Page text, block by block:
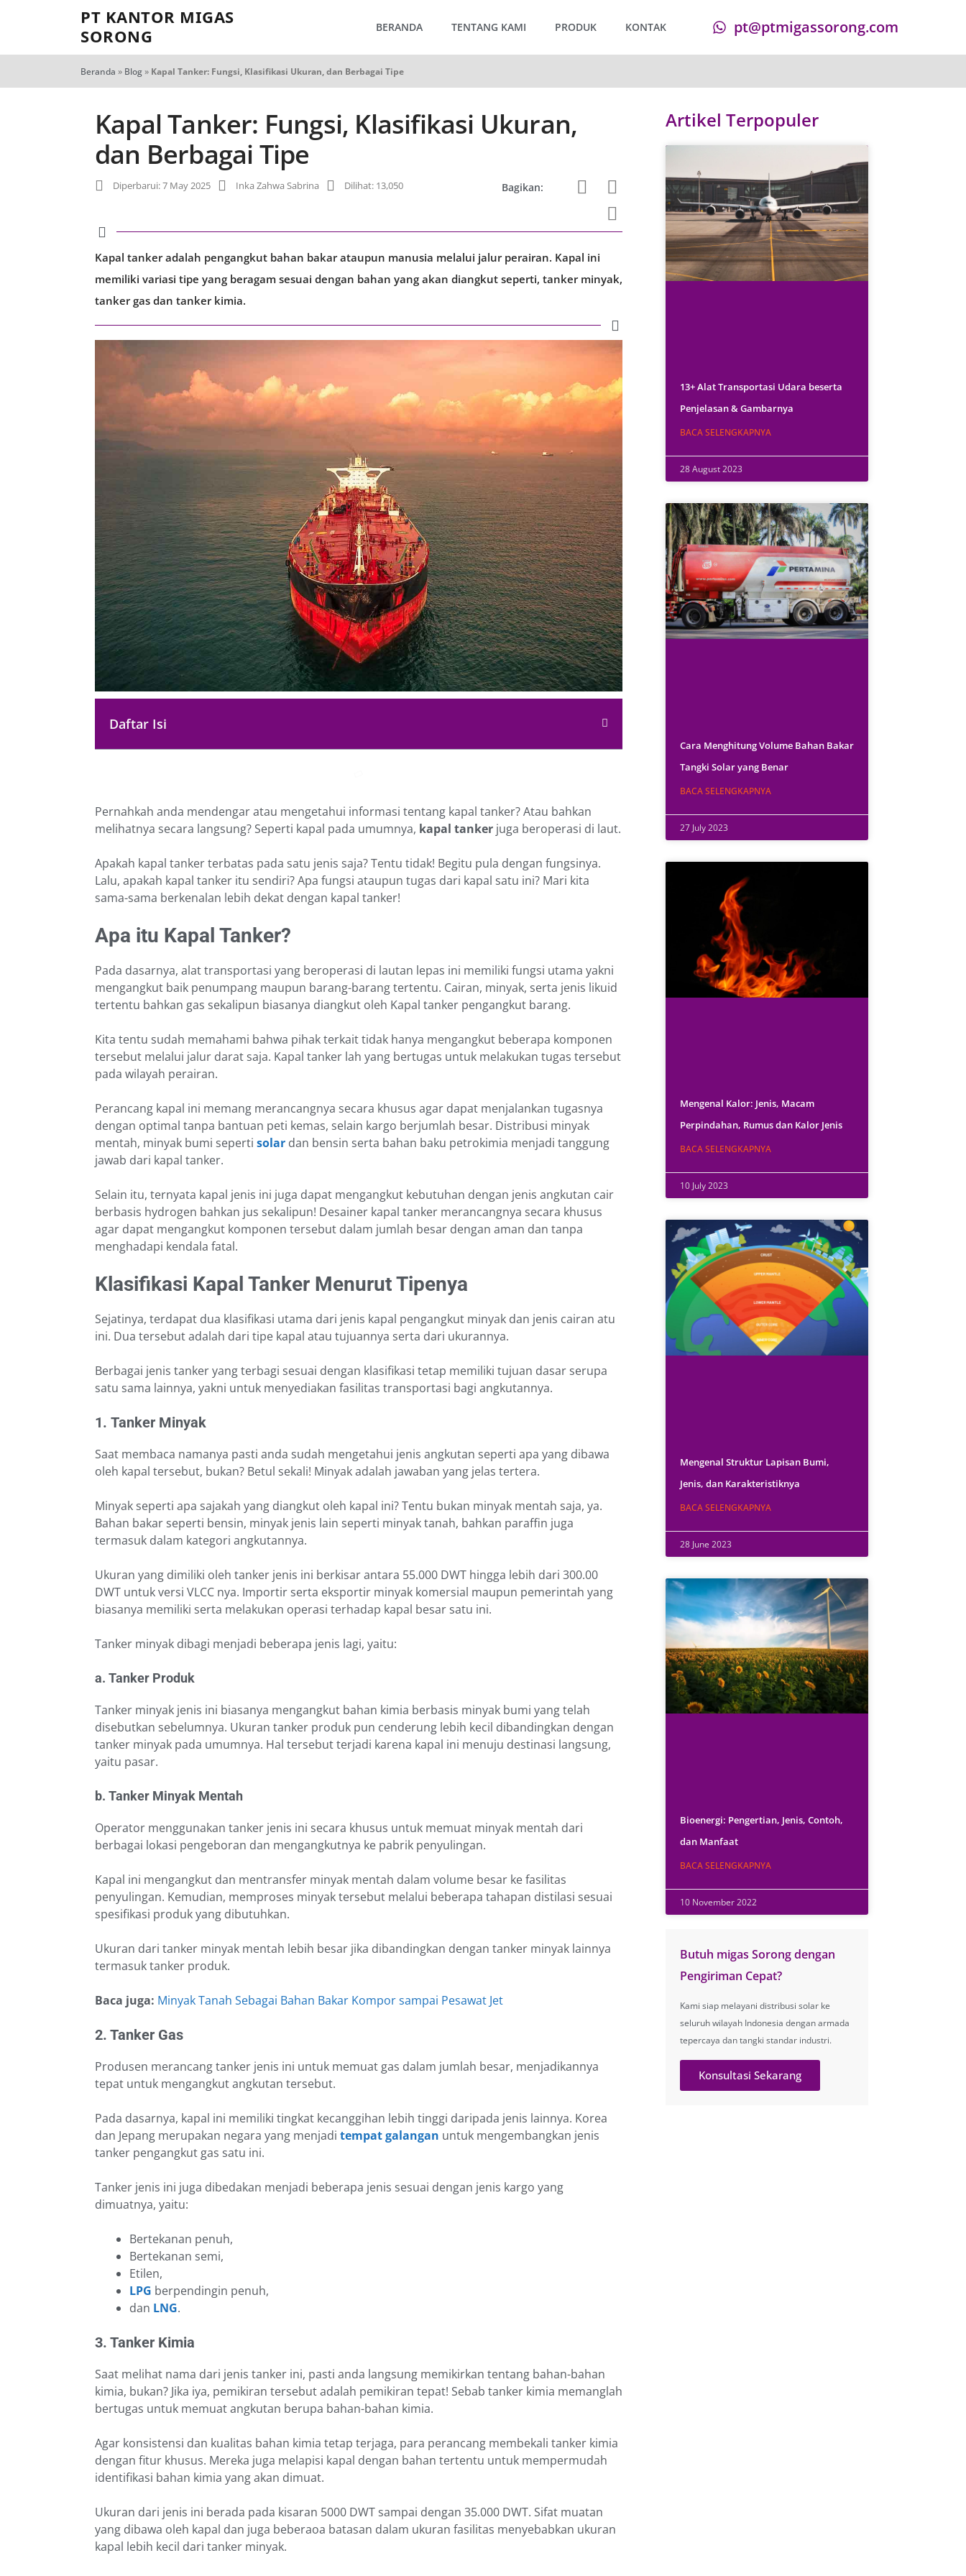
PT KANTOR MIGAS
SORONG
BERANDA TENTANG KAMI PRODUK KONTAK pt@ptmigassorong.com
Beranda » Blog» Kapal Tanker: Fungsi, Klasifikasi Ukuran, dan Berbagai Tipe
Kapal Tanker: Fungsi, Klasifikasi Ukuran,
dan Berbagai Tipe
Diperbarui: 7 May 2025 Inka Zahwa Sabrina Dilihat: 13,050 Bagikan:
Kapal tanker adalah pengangkut bahan bakar ataupun manusia melalui jalur perairan. Kapal ini
memiliki variasi tipe yang beragam sesuai dengan bahan yang akan diangkut seperti, tanker minyak,
tanker gas dan tanker kimia.
Daftar Isi
Pernahkah anda mendengar atau mengetahui informasi tentang kapal tanker? Atau bahkan
melihatnya secara langsung? Seperti kapal pada umumnya, kapal tanker juga beroperasi di laut.
Apakah kapal tanker terbatas pada satu jenis saja? Tentu tidak! Begitu pula dengan fungsinya.
Lalu, apakah kapal tanker itu sendiri? Apa fungsi ataupun tugas dari kapal satu ini? Mari kita
sama-sama berkenalan lebih dekat dengan kapal tanker!
Apa itu Kapal Tanker?
Pada dasarnya, alat transportasi yang beroperasi di lautan lepas ini memiliki fungsi utama yakni
mengangkut baik penumpang maupun barang-barang tertentu. Cairan, minyak, serta jenis likuid
tertentu bahkan gas sekalipun biasanya diangkut oleh Kapal tanker pengangkut barang.
Kita tentu sudah memahami bahwa pihak terkait tidak hanya mengangkut beberapa komponen
tersebut melalui jalur darat saja. Kapal tanker lah yang bertugas untuk melakukan tugas tersebut
pada wilayah perairan.
Perancang kapal ini memang merancangnya secara khusus agar dapat menjalankan tugasnya
dengan optimal tanpa bantuan peti kemas, selain kargo berjumlah besar. Distribusi minyak
mentah, minyak bumi seperti solar dan bensin serta bahan baku petrokimia menjadi tanggung
jawab dari kapal tanker.
Selain itu, ternyata kapal jenis ini juga dapat mengangkut kebutuhan dengan jenis angkutan cair
berbasis hydrogen bahkan jus sekalipun! Desainer kapal tanker merancangnya secara khusus
agar dapat mengangkut komponen tersebut dalam jumlah besar dengan aman dan tanpa
menghadapi kendala fatal.
Klasifikasi Kapal Tanker Menurut Tipenya
Sejatinya, terdapat dua klasifikasi utama dari jenis kapal pengangkut minyak dan jenis cairan atu
ini. Dua tersebut adalah dari tipe kapal atau tujuannya serta dari ukurannya.
Berbagai jenis tanker yang terbagi sesuai dengan klasifikasi tetap memiliki tujuan dasar serupa
satu sama lainnya, yakni untuk menyediakan fasilitas transportasi bagi angkutannya.
1. Tanker Minyak
Saat membaca namanya pasti anda sudah mengetahui jenis angkutan seperti apa yang dibawa
oleh kapal tersebut, bukan? Betul sekali! Minyak adalah jawaban yang jelas tertera.
Minyak seperti apa sajakah yang diangkut oleh kapal ini? Tentu bukan minyak mentah saja, ya.
Bahan bakar seperti bensin, minyak jenis lain seperti minyak tanah, bahkan paraffin juga
termasuk dalam kategori angkutannya.
Ukuran yang dimiliki oleh tanker jenis ini berkisar antara 55.000 DWT hingga lebih dari 300.00
DWT untuk versi VLCC nya. Importir serta eksportir minyak komersial maupun pemerintah yang
biasanya memiliki serta melakukan operasi terhadap kapal besar satu ini.
Tanker minyak dibagi menjadi beberapa jenis lagi, yaitu:
a. Tanker Produk
Tanker minyak jenis ini biasanya mengangkut bahan kimia berbasis minyak bumi yang telah
disebutkan sebelumnya. Ukuran tanker produk pun cenderung lebih kecil dibandingkan dengan
tanker minyak pada umumnya. Hal tersebut terjadi karena kapal ini menuju destinasi langsung,
yaitu pasar.
b. Tanker Minyak Mentah
Operator menggunakan tanker jenis ini secara khusus untuk memuat minyak mentah dari
berbagai lokasi pengeboran dan mengangkutnya ke pabrik penyulingan.
Kapal ini mengangkut dan mentransfer minyak mentah dalam volume besar ke fasilitas
penyulingan. Kemudian, memproses minyak tersebut melalui beberapa tahapan distilasi sesuai
spesifikasi produk yang dibutuhkan.
Ukuran dari tanker minyak mentah lebih besar jika dibandingkan dengan tanker minyak lainnya
termasuk tanker produk.
Baca juga: Minyak Tanah Sebagai Bahan Bakar Kompor sampai Pesawat Jet
2. Tanker Gas
Produsen merancang tanker jenis ini untuk memuat gas dalam jumlah besar, menjadikannya
tepat untuk mengangkut angkutan tersebut.
Pada dasarnya, kapal ini memiliki tingkat kecanggihan lebih tinggi daripada jenis lainnya. Korea
dan Jepang merupakan negara yang menjadi tempat galangan untuk mengembangkan jenis
tanker pengangkut gas satu ini.
Tanker jenis ini juga dibedakan menjadi beberapa jenis sesuai dengan jenis kargo yang
dimuatnya, yaitu:
Bertekanan penuh,
Bertekanan semi,
Etilen,
LPG berpendingin penuh,
dan LNG.
3. Tanker Kimia
Saat melihat nama dari jenis tanker ini, pasti anda langsung memikirkan tentang bahan-bahan
kimia, bukan? Jika iya, pemikiran tersebut adalah pemikiran tepat! Sebab tanker kimia memanglah
bertugas untuk memuat angkutan berupa bahan-bahan kimia.
Agar konsistensi dan kualitas bahan kimia tetap terjaga, para perancang membekali tanker kimia
dengan fitur khusus. Mereka juga melapisi kapal dengan bahan tertentu untuk mempermudah
identifikasi bahan kimia yang akan dimuat.
Ukuran dari jenis ini berada pada kisaran 5000 DWT sampai dengan 35.000 DWT. Sifat muatan
yang dibawa oleh kapal dan juga beberaoa batasan dalam ukuran fasilitas menyebabkan ukuran
kapal lebih kecil dari tanker minyak.
Artikel Terpopuler
13+ Alat Transportasi Udara beserta
Penjelasan & Gambarnya
BACA SELENGKAPNYA
28 August 2023
Cara Menghitung Volume Bahan Bakar
Tangki Solar yang Benar
BACA SELENGKAPNYA
27 July 2023
Mengenal Kalor: Jenis, Macam
Perpindahan, Rumus dan Kalor Jenis
BACA SELENGKAPNYA
10 July 2023
Mengenal Struktur Lapisan Bumi,
Jenis, dan Karakteristiknya
BACA SELENGKAPNYA
28 June 2023
Bioenergi: Pengertian, Jenis, Contoh,
dan Manfaat
BACA SELENGKAPNYA
10 November 2022
Butuh migas Sorong dengan
Pengiriman Cepat?
Kami siap melayani distribusi solar ke
seluruh wilayah Indonesia dengan armada
tepercaya dan tangki standar industri.
Konsultasi Sekarang